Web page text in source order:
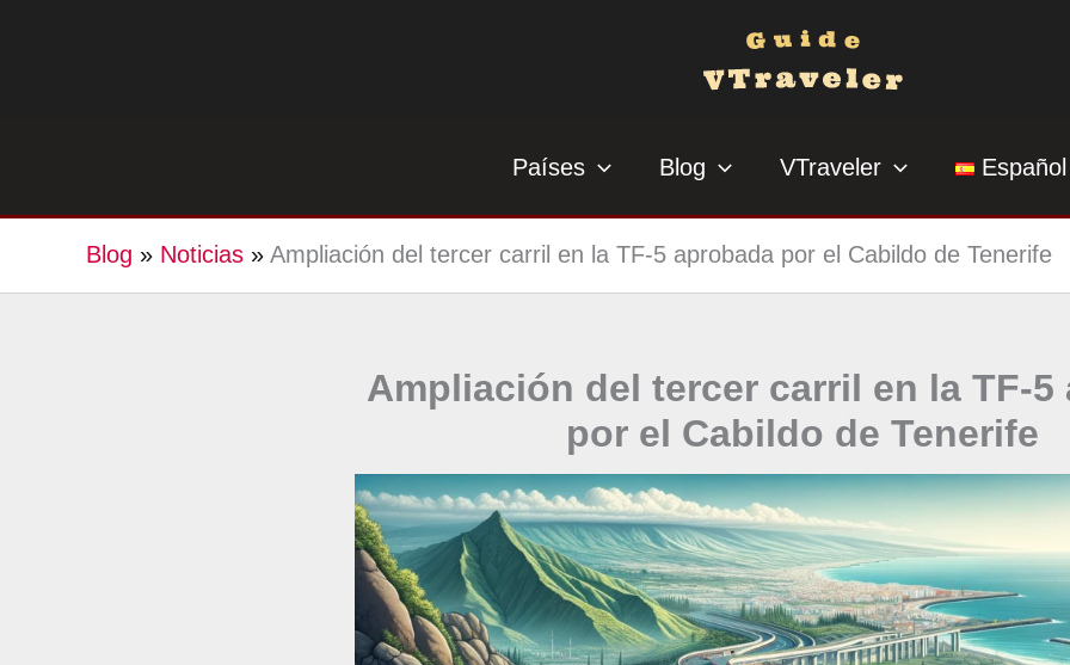
Países Blog VTraveler Español
Blog » Noticias » Ampliación del tercer carril en la TF-5 aprobada por el Cabildo de Tenerife
Ampliación del tercer carril en la TF-5
por el Cabildo de Tenerife